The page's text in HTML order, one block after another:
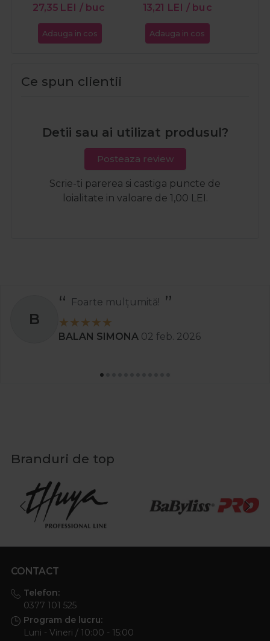
27,35 LEI / buc
Adauga in cos
13,21 LEI / buc
Adauga in cos
Ce spun clientii
Detii sau ai utilizat produsul?
Posteaza review
Scrie-ti parerea si castiga puncte de
loialitate in valoare de 1,00 LEI.
B
Foarte mulțumită!
BALAN SIMONA 02 feb. 2026
Branduri de top
CONTACT
Telefon:
0377 101 525
Program de lucru:
Luni - Vineri / 10:00 - 15:00